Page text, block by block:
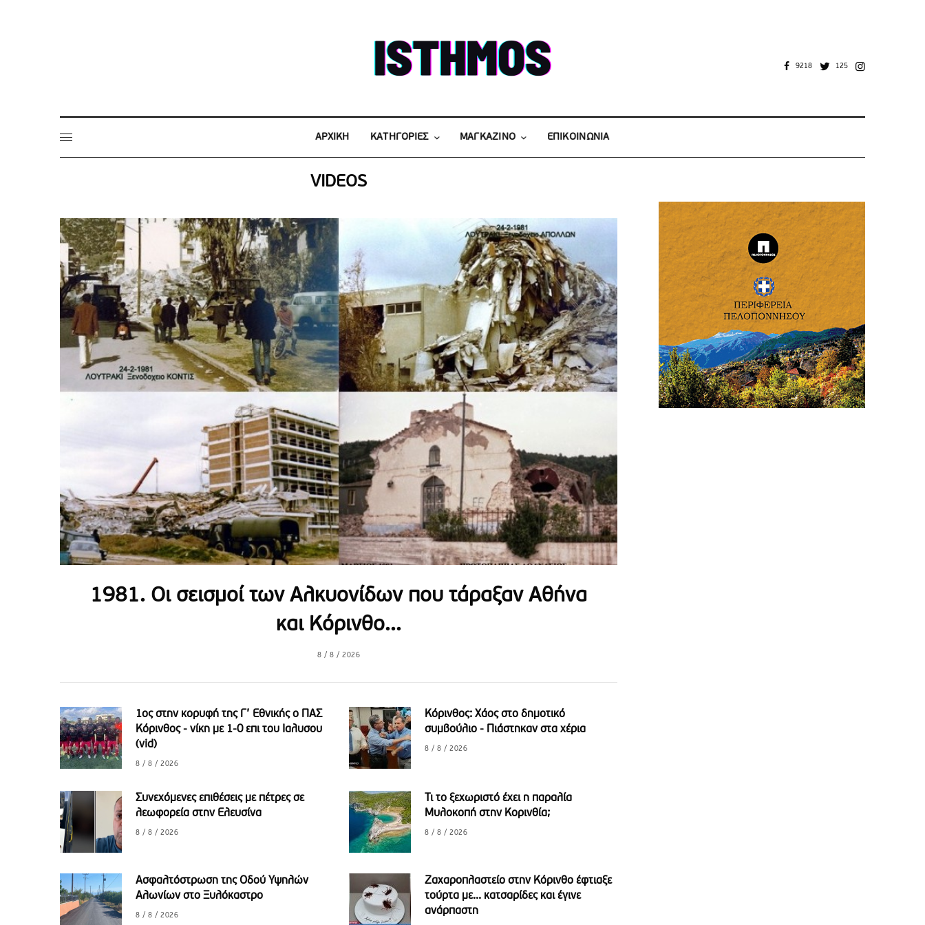
9218 125
ΑΡΧΙΚΗ KATΗΓΟΡΙΕΣ ΜΑΓΚΑΖΙΝΟ ΕΠΙΚΟΙΝΩΝΙΑ
VIDEOS
1981. Οι σεισμοί των Αλκυονίδων που τάραξαν Αθήνα
και Κόρινθο...
8 / 8 / 2026
1ος στην κορυφή της Γ’ Εθνικής ο ΠΑΣ
Κόρινθος - νίκη με 1-0 επι του Ιαλυσου
(vid)
8 / 8 / 2026
Κόρινθος: Χάος στο δημοτικό
συμβούλιο - Πιάστηκαν στα χέρια
8 / 8 / 2026
Συνεχόμενες επιθέσεις με πέτρες σε
λεωφορεία στην Ελευσίνα
8 / 8 / 2026
Τι το ξεχωριστό έχει η παραλία
Μυλοκοπή στην Κορινθία;
8 / 8 / 2026
Aσφαλτόστρωση της Οδού Υψηλών
Αλωνίων στο Ξυλόκαστρο
8 / 8 / 2026
Ζαχαροπλαστείο στην Κόρινθο έφτιαξε
τούρτα με... κατσαρίδες και έγινε
ανάρπαστη